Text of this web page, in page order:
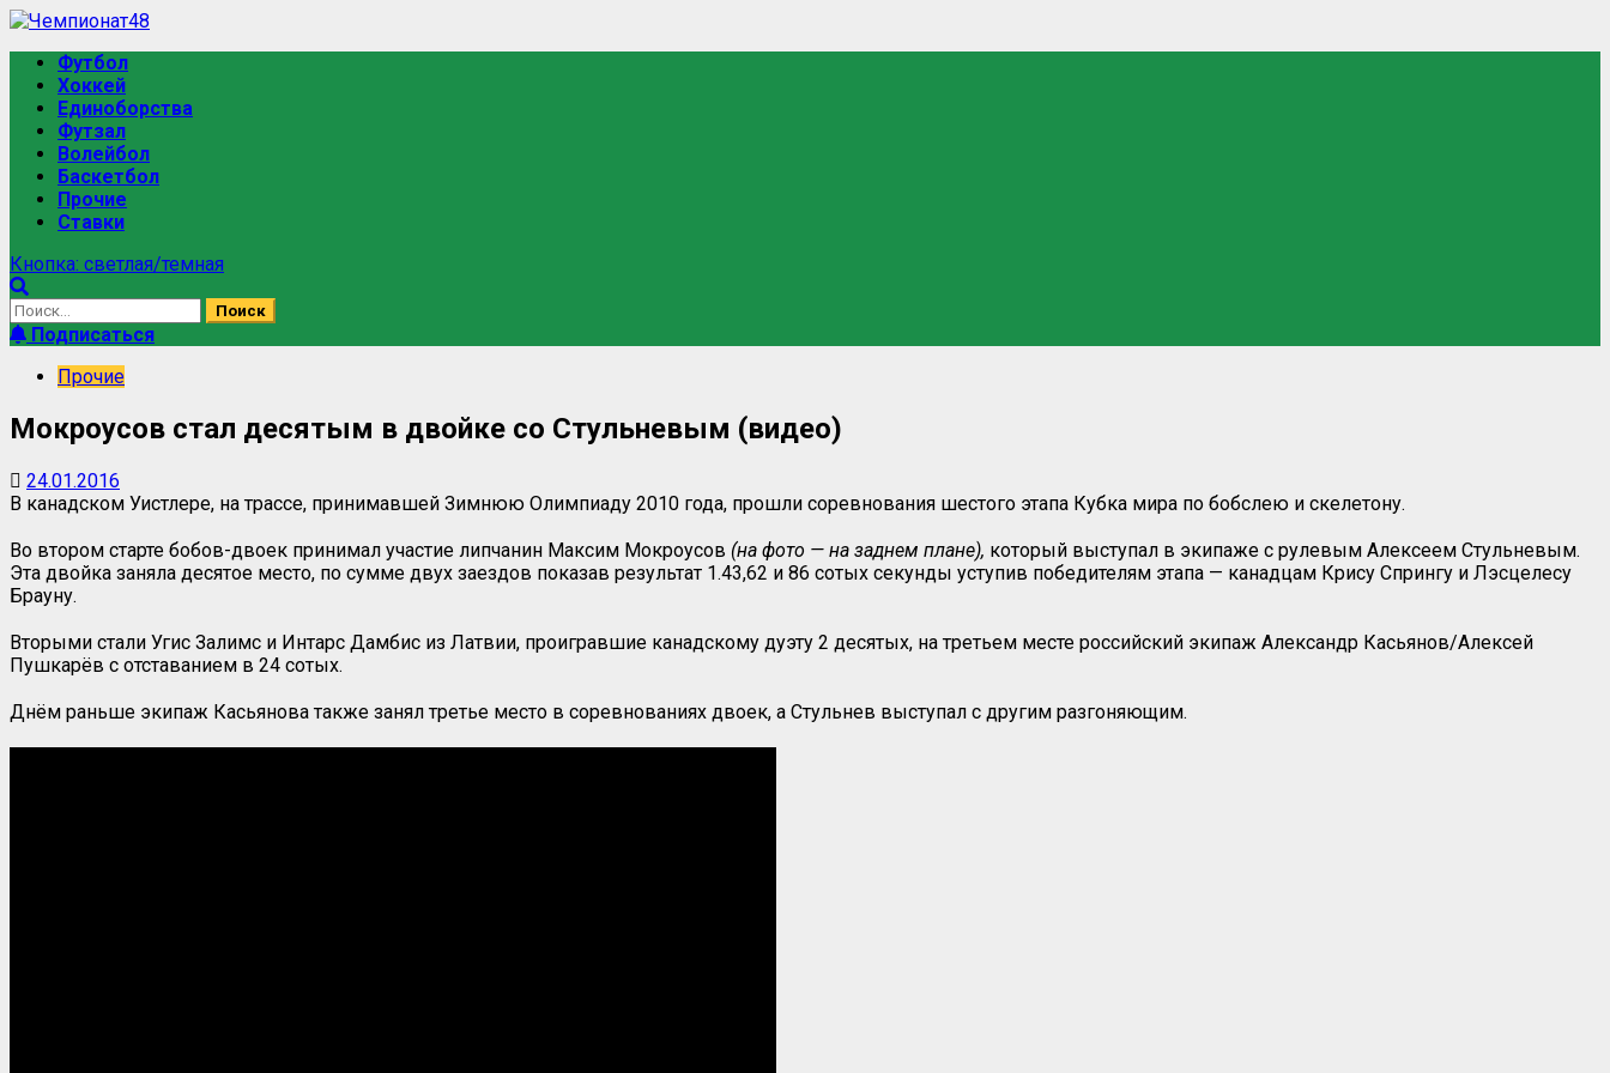
Футбол
Хоккей
Единоборства
Футзал
Волейбол
Баскетбол
Прочие
Ставки
Кнопка: светлая/темная
Подписаться
Прочие
Мокроусов стал десятым в двойке со Стульневым (видео)
24.01.2016
В канадском Уистлере, на трассе, принимавшей Зимнюю Олимпиаду 2010 года, прошли соревнования шестого этапа Кубка мира по бобслею и скелетону.
Во втором старте бобов-двоек принимал участие липчанин Максим Мокроусов (на фото — на заднем плане), который выступал в экипаже с рулевым Алексеем Стульневым.
Эта двойка заняла десятое место, по сумме двух заездов показав результат 1.43,62 и 86 сотых секунды уступив победителям этапа — канадцам Крису Спрингу и Лэсцелесу
Брауну.
Вторыми стали Угис Залимс и Интарс Дамбис из Латвии, проигравшие канадскому дуэту 2 десятых, на третьем месте российский экипаж Александр Касьянов/Алексей
Пушкарёв с отставанием в 24 сотых.
Днём раньше экипаж Касьянова также занял третье место в соревнованиях двоек, а Стульнев выступал с другим разгоняющим.